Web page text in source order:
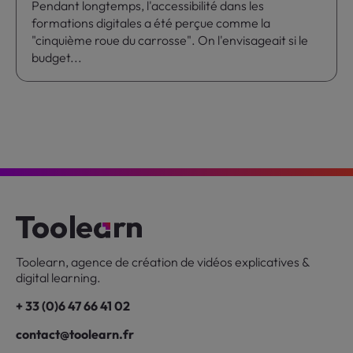
Pendant longtemps, l'accessibilité dans les
formations digitales a été perçue comme la
"cinquième roue du carrosse". On l'envisageait si le
budget...
Toolearn, agence de création de vidéos explicatives &
digital learning.
+ 33 (0)6 47 66 41 02
contact@toolearn.fr